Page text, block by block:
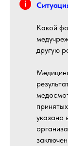
Какой
другую
указано